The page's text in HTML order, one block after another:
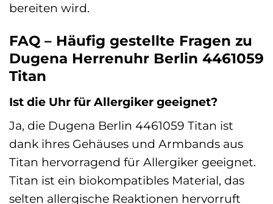
bereiten wird.
FAQ – Häufig gestellte Fragen zu
Dugena Herrenuhr Berlin 4461059
Titan
Ist die Uhr für Allergiker geeignet?
Ja, die Dugena Berlin 4461059 Titan ist
dank ihres Gehäuses und Armbands aus
Titan hervorragend für Allergiker geeignet.
Titan ist ein biokompatibles Material, das
selten allergische Reaktionen hervorruft